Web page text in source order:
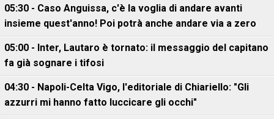
05:30 - Caso Anguissa, c'è la voglia di andare avanti
insieme quest'anno! Poi potrà anche andare via a zero
05:00 - Inter, Lautaro è tornato: il messaggio del capitano
fa già sognare i tifosi
04:30 - Napoli-Celta Vigo, l'editoriale di Chiariello: "Gli
azzurri mi hanno fatto luccicare gli occhi"